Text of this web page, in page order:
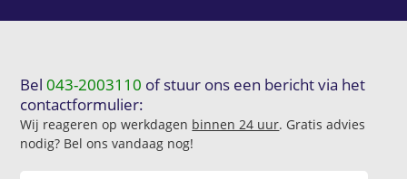
Bel043-2003110 of stuur ons een bericht via het
contactformulier:
Wij reageren op werkdagen binnen 24 uur. Gratis advies
nodig? Bel ons vandaag nog!